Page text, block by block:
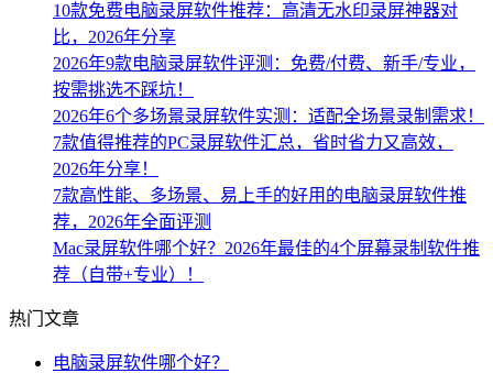
10款免费电脑录屏软件推荐：高清无水印录屏神器对
比，2026年分享
2026年9款电脑录屏软件评测：免费/付费、新手/专业，
按需挑选不踩坑！
2026年6个多场景录屏软件实测：适配全场景录制需求！
7款值得推荐的PC录屏软件汇总，省时省力又高效，
2026年分享！
7款高性能、多场景、易上手的好用的电脑录屏软件推
荐，2026年全面评测
Mac录屏软件哪个好？2026年最佳的4个屏幕录制软件推
荐（自带+专业）！
热门文章
电脑录屏软件哪个好？